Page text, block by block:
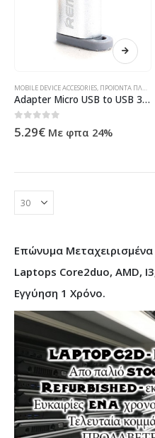
MOBILE DEVICE ACCESORIES, ΠΡΟΪΌΝΤΑ ΠΛΗΡΟΦΟΡΙΚΉΣ - ΚΙΝΗΤΉΣ ΤΗΛΕΦΩΝΊΑΣ - ΗΛΕΚΤΡΟΝΙΚΆ
Adapter Micro USB to USB 3.1 Type-C, Remax RA-USB1, Silver – 17158
0out of 5
5.29€ Με φπα 24%
Επώνυμα
Laptops Core2duo, AMD,
Εγγύηση 1 Χρόνο.